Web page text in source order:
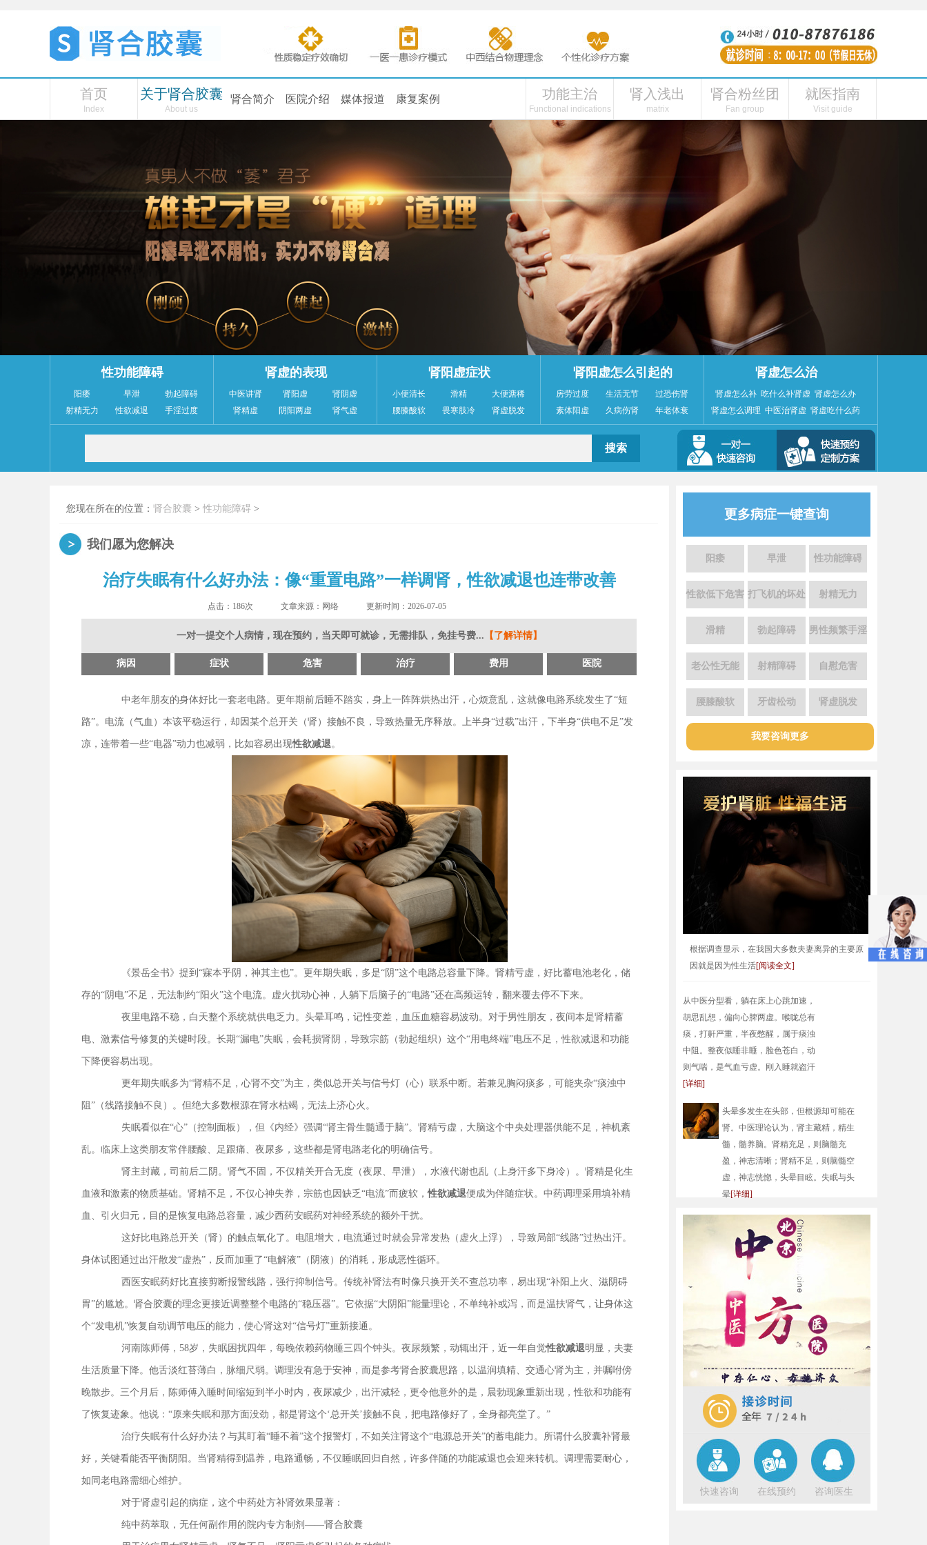
首页
Index
关于肾合胶囊
About us
肾合简介 医院介绍 媒体报道 康复案例 功能主治
Functional indications
性功能障碍 肾虚的表现 肾阳虚症状 肾阳虚怎么引起的
肾入浅出
matrix
肾合内刊 肾合头条 肾合视频
肾合粉丝团
Fan group
连线主播 粉丝福利
就医指南
Visit guide
性功能障碍
阳痿 早泄
勃起障碍
射精无力
性欲减退 手淫过度
肾虚的表现
中医讲肾 肾阳虚
肾阴虚
肾精虚
阴阳两虚 肾气虚
肾阳虚症状
小便清长 滑精
大便溏稀
腰膝酸软
畏寒肢冷 肾虚脱发
肾阳虚怎么引起的
房劳过度 生活无节
过恐伤肾
素体阳虚
久病伤肾 年老体衰
肾虚怎么治
肾虚怎么补 吃什么补肾虚 肾虚怎么办
肾虚怎么调理 中医治肾虚 肾虚吃什么药
您现在所在的位置： 肾合胶囊 > 性功能障碍 >
我们愿为您解决
治疗失眠有什么好办法：像“重置电路”一样调肾，性欲减退也连带改善
点击： 186次 文章来源：网络 更新时间：2026-07-05
一对一提交个人病情，现在预约，当天即可就诊，无需排队，免挂号费... 【了解详情】
病因 症状 危害 治疗 费用 医院
中老年朋友的身体好比一套老电路。更年期前后睡不踏实，身上一阵阵烘热出汗，心烦意乱，这就像电路系统发生了“短
路”。电流（气血）本该平稳运行，却因某个总开关（肾）接触不良，导致热量无序释放。上半身“过载”出汗，下半身“供电不足”发
凉，连带着一些“电器”动力也减弱，比如容易出现性欲减退。
《景岳全书》提到“寐本乎阴，神其主也”。更年期失眠，多是“阴”这个电路总容量下降。肾精亏虚，好比蓄电池老化，储
存的“阴电”不足，无法制约“阳火”这个电流。虚火扰动心神，人躺下后脑子的“电路”还在高频运转，翻来覆去停不下来。
夜里电路不稳，白天整个系统就供电乏力。头晕耳鸣，记性变差，血压血糖容易波动。对于男性朋友，夜间本是肾精蓄
电、激素信号修复的关键时段。长期“漏电”失眠，会耗损肾阴，导致宗筋（勃起组织）这个“用电终端”电压不足，性欲减退和功能
下降便容易出现。
更年期失眠多为“肾精不足，心肾不交”为主，类似总开关与信号灯（心）联系中断。若兼见胸闷痰多，可能夹杂“痰浊中
阻”（线路接触不良）。但绝大多数根源在肾水枯竭，无法上济心火。
失眠看似在“心”（控制面板），但《内经》强调“肾主骨生髓通于脑”。肾精亏虚，大脑这个中央处理器供能不足，神机紊
乱。临床上这类朋友常伴腰酸、足跟痛、夜尿多，这些都是肾电路老化的明确信号。
肾主封藏，司前后二阴。肾气不固，不仅精关开合无度（夜尿、早泄），水液代谢也乱（上身汗多下身冷）。肾精是化生
血液和激素的物质基础。肾精不足，不仅心神失养，宗筋也因缺乏“电流”而疲软，性欲减退便成为伴随症状。中药调理采用填补精
血、引火归元，目的是恢复电路总容量，减少西药安眠药对神经系统的额外干扰。
这好比电路总开关（肾）的触点氧化了。电阻增大，电流通过时就会异常发热（虚火上浮），导致局部“线路”过热出汗。
身体试图通过出汗散发“虚热”，反而加重了“电解液”（阴液）的消耗，形成恶性循环。
西医安眠药好比直接剪断报警线路，强行抑制信号。传统补肾法有时像只换开关不查总功率，易出现“补阳上火、滋阴碍
胃”的尴尬。肾合胶囊的理念更接近调整整个电路的“稳压器”。它依据“大阴阳”能量理论，不单纯补或泻，而是温扶肾气，让身体这
个“发电机”恢复自动调节电压的能力，使心肾这对“信号灯”重新接通。
河南陈师傅，58岁，失眠困扰四年，每晚依赖药物睡三四个钟头。夜尿频繁，动辄出汗，近一年自觉性欲减退明显，夫妻
生活质量下降。他舌淡红苔薄白，脉细尺弱。调理没有急于安神，而是参考肾合胶囊思路，以温润填精、交通心肾为主，并嘱咐傍
晚散步。三个月后，陈师傅入睡时间缩短到半小时内，夜尿减少，出汗减轻，更令他意外的是，晨勃现象重新出现，性欲和功能有
了恢复迹象。他说：“原来失眠和那方面没劲，都是肾这个‘总开关’接触不良，把电路修好了，全身都亮堂了。”
治疗失眠有什么好办法？与其盯着“睡不着”这个报警灯，不如关注肾这个“电源总开关”的蓄电能力。所谓什么胶囊补肾最
好，关键看能否平衡阴阳。当肾精得到温养，电路通畅，不仅睡眠回归自然，许多伴随的功能减退也会迎来转机。调理需要耐心，
如同老电路需细心维护。
对于肾虚引起的病症，这个中药处方补肾效果显著：
纯中药萃取，无任何副作用的院内专方制剂——肾合胶囊
更多病症一键查询
阳痿 早泄 性功能障碍
性欲低下危害 打飞机的坏处 射精无力
滑精 勃起障碍 男性频繁手淫
老公性无能 射精障碍 自慰危害
腰膝酸软 牙齿松动 肾虚脱发
我要咨询更多
根据调查显示，在我国大多数夫妻离异的主要原
因就是因为性生活[阅读全文]
从中医分型看，躺在床上心跳加速，
胡思乱想，偏向心脾两虚。喉咙总有
痰，打鼾严重，半夜憋醒，属于痰浊
中阻。整夜似睡非睡，脸色苍白，动
则气喘，是气血亏虚。刚入睡就盗汗
[详细]
头晕多发生在头部，但根源却可能在
肾。中医理论认为，肾主藏精，精生
髓，髓养脑。肾精充足，则脑髓充
盈，神志清晰；肾精不足，则脑髓空
虚，神志恍惚，头晕目眩。失眠与头
晕[详细]
在人生的冬季，不少中老年人会发
现，头晕眼花如同不期而至的小雪，
轻轻飘落却带来不小的困扰。这不仅
仅是年龄增长的自然现象，更是身体
内部阴阳平衡被打破的微妙信号。小
雪
在人生的长河中，身体如同一部精密
的机器，偶尔也会出现小故障。小
雪，一位中年朋友，近来就被血压低
头晕的问题所困扰，这不仅影响了她
的日常生活，还悄然间让她的 性欲减
[详细]
快速咨询 在线预约 咨询医生